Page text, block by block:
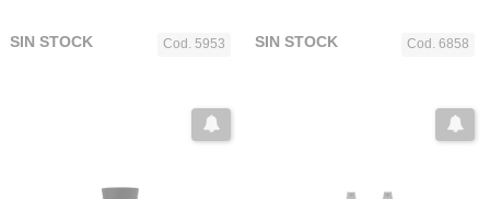
Cod. 5953
SIN STOCK Cod. 6858
SIN STOCK